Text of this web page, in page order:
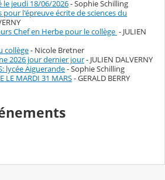
le jeudi 18/06/2026- Sophie Schilling
pour l'épreuve écrite de sciences du
Chef en Herbe pour le collège - JULIEN
collège- Nicole Bretner
2026 jour dernier jour- JULIEN DALVERNY
lycée Aiguerande- Sophie Schilling
LE MARDI 31 MARS- GERALD BERRY